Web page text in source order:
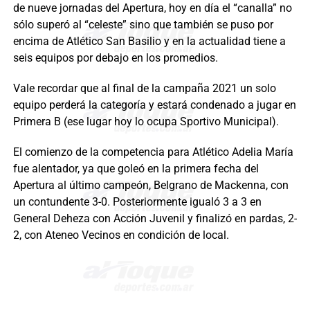
de nueve jornadas del Apertura, hoy en día el “canalla” no
sólo superó al “celeste” sino que también se puso por
encima de Atlético San Basilio y en la actualidad tiene a
seis equipos por debajo en los promedios.
Vale recordar que al final de la campaña 2021 un solo
equipo perderá la categoría y estará condenado a jugar en
Primera B (ese lugar hoy lo ocupa Sportivo Municipal).
El comienzo de la competencia para Atlético Adelia María
fue alentador, ya que goleó en la primera fecha del
Apertura al último campeón, Belgrano de Mackenna, con
un contundente 3-0. Posteriormente igualó 3 a 3 en
General Deheza con Acción Juvenil y finalizó en pardas, 2-
2, con Ateneo Vecinos en condición de local.